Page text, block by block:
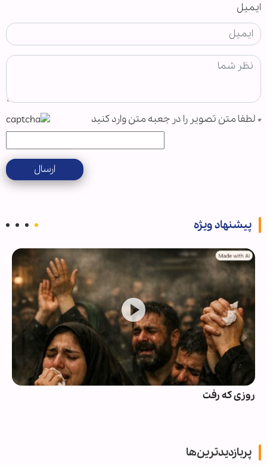
ایمیل
* لطفا متن تصویر را در جعبه متن وارد کنید
ارسال
پیشنهاد ویژه
روزی که رفت
پربازدیدترین‌ها